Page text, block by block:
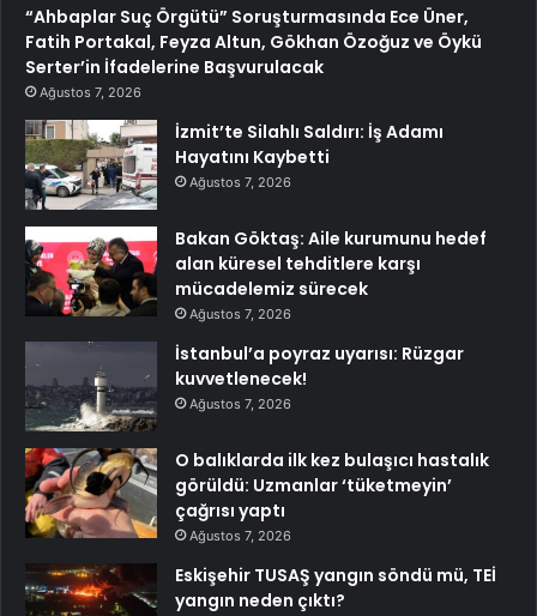
“Ahbaplar Suç Örgütü” Soruşturmasında Ece Üner,
Fatih Portakal, Feyza Altun, Gökhan Özoğuz ve Öykü
Serter’in İfadelerine Başvurulacak
Ağustos 7, 2026
İzmit’te Silahlı Saldırı: İş Adamı
Hayatını Kaybetti
Ağustos 7, 2026
Bakan Göktaş: Aile kurumunu hedef
alan küresel tehditlere karşı
mücadelemiz sürecek
Ağustos 7, 2026
İstanbul’a poyraz uyarısı: Rüzgar
kuvvetlenecek!
Ağustos 7, 2026
O balıklarda ilk kez bulaşıcı hastalık
görüldü: Uzmanlar ‘tüketmeyin’
çağrısı yaptı
Ağustos 7, 2026
Eskişehir TUSAŞ yangın söndü mü, TEİ
yangın neden çıktı?